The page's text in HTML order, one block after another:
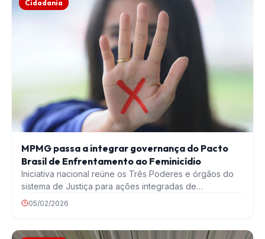
Cidadania
MPMG passa a integrar governança do Pacto
Brasil de Enfrentamento ao Feminicídio
Iniciativa nacional reúne os Três Poderes e órgãos do
sistema de Justiça para ações integradas de…
05/02/2026